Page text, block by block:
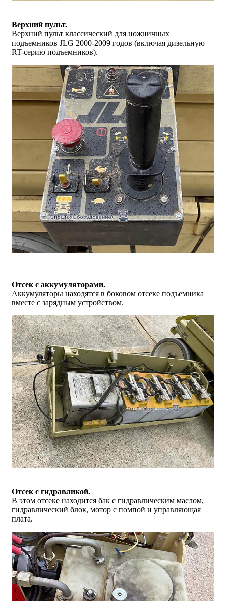
Верхний пульт.
Верхний пульт классический для ножничных
подъемников JLG 2000-2009 годов (включая дизельную
RT-серию подъемников).
Отсек с аккумуляторами.
Аккумуляторы находятся в боковом отсеке подъемника
вместе с зарядным устройством.
Отсек с гидравликой.
В этом отсеке находится бак с гидравлическим маслом,
гидравлический блок, мотор с помпой и управляющая
плата.